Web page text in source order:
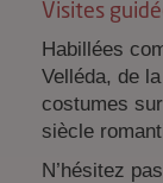
Visites
Habillées
Velléda, de
costumes
siècle
N’hésitez